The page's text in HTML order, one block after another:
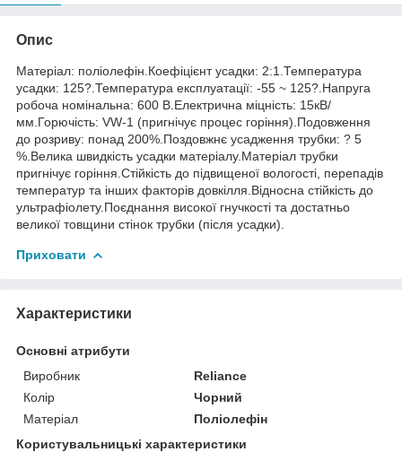
Опис
Матеріал: поліолефін.Коефіцієнт усадки: 2:1.Температура
усадки: 125?.Температура експлуатації: -55 ~ 125?.Напруга
робоча номінальна: 600 В.Електрична міцність: 15кВ/
мм.Горючість: VW-1 (пригнічує процес горіння).Подовження
до розриву: понад 200%.Поздовжнє усадження трубки: ? 5
%.Велика швидкість усадки матеріалу.Матеріал трубки
пригнічує горіння.Стійкість до підвищеної вологості, перепадів
температур та інших факторів довкілля.Відносна стійкість до
ультрафіолету.Поєднання високої гнучкості та достатньо
великої товщини стінок трубки (після усадки).
Приховати
Характеристики
Основні атрибути
Виробник
Reliance
Колір
Чорний
Матеріал
Поліолефін
Користувальницькі характеристики